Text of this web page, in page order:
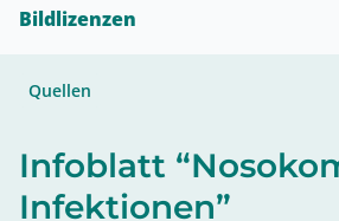
Bildlizenzen
Quellen
Infoblatt
Infektionen”